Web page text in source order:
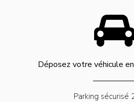
Déposez votre véhicule
Parking sécurisé